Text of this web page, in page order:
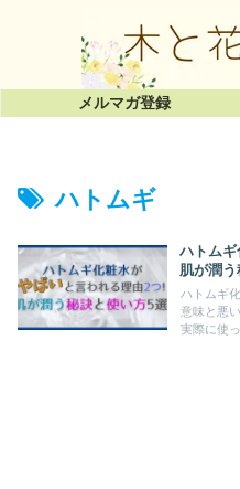
メルマガ登録
ハトムギ
ハトム
肌が潤
ハトムギ
意味と悪
実際に使